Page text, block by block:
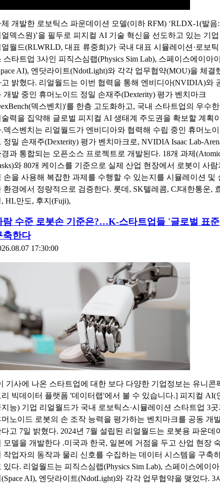
개발한 로보틱스 파운데이션 모델(이하 RFM) ‘RLDX-1(발음:
덱스원)’을 필두로 피지컬 AI 기술 혁신을 선도하고 있는 기업
월드(RLWRLD, 대표 류중희)가 국내 대표 시뮬레이션·로보틱
스타트업 3사인 피직스심랩(Physics Sim Lab), 스페이스에이아
AI), 엔닷라이트(NdotLight)와 각각 업무협약(MOU)을 체결
고 밝혔다. 리얼월드는 이번 협력을 통해 엔비디아(NVIDIA)와
개발 중인 휴머노이드 정밀 손재주(Dexterity) 평가 벤치마크
덱스벤치)'를 한층 고도화하고, 국내 스타트업의 우수한
술력을 집약해 글로벌 피지컬 AI 생태계 주도권을 확보할 계획
덱스벤치는 리얼월드가 엔비디아와 협력해 수립 중인 휴머노이
정밀 손재주(Dexterity) 평가 벤치마크로, NVIDIA Isaac Lab-
과 통합되는 오픈소스 프로젝트로 개발된다. 18개 과제
와 80개 케이스를 기준으로 실제 산업 현장에서 로봇이 사람
손을 사용해 복잡한 과제를 수행할 수 있는지를 시뮬레이션 및
환경에서 정량적으로 검증한다. 롯데, SK텔레콤, CJ대한통운,
HL만도, 후지(Fuji),
람 수준 로봇손 기준은?…K-스타트업들 '글로벌 표
축한다
17:30:00
기사에 나온 스타트업에 대한 보다 다양한 기업정보는 유니콘
리 빅데이터 플랫폼 '데이터랩'에서 볼 수 있습니다.] 피지컬 AI(
능) 기업 리얼월드가 국내 로보틱스·시뮬레이션 스타트업 3
머노이드 로봇의 손 조작 능력을 평가하는 벤치마크를 공동 개
고 7일 밝혔다. 2024년 7월 설립된 리얼월드는 로봇용 파운데
모델을 개발한다 .미국과 한국, 일본에 거점을 두고 산업 현장
작업자의 동작과 물리 신호를 수집하는 데이터 시스템을 구축
있다. 리얼월드는 피직스심랩(Physics Sim Lab), 스페이스에이아
AI), 엔닷라이트(NdotLight)와 각각 업무협약을 맺었다. 3